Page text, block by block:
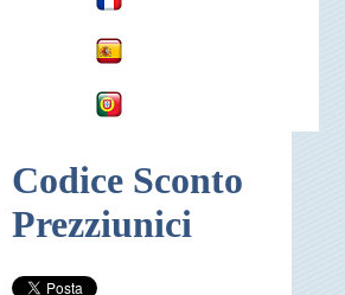
Codice Sconto
Prezziunici